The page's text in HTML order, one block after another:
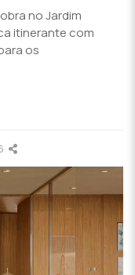
no Jardim
itinerante com
os